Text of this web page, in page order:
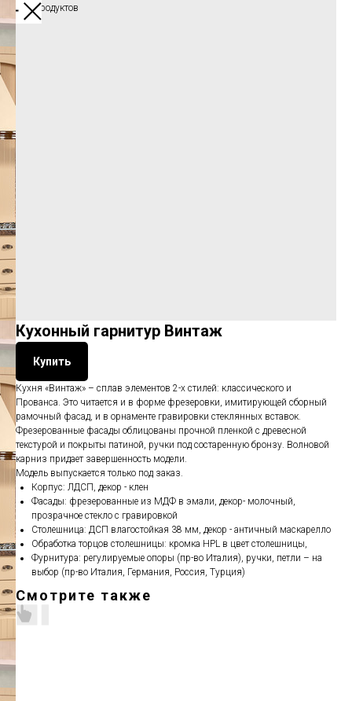
Больше продуктов
Кухонный гарнитур Винтаж
Купить
Кухня «Винтаж» – сплав элементов 2-х стилей: классического и
Прованса. Это читается и в форме фрезеровки, имитирующей сборный
рамочный фасад, и в орнаменте гравировки стеклянных вставок.
Фрезерованные фасады облицованы прочной пленкой с древесной
текстурой и покрыты патиной, ручки под состаренную бронзу. Волновой
карниз придает завершенность модели.
Модель выпускается только под заказ.
Корпус: ЛДСП, декор - клен
Фасады: фрезерованные из МДФ в эмали, декор- молочный,
прозрачное стекло с гравировкой
Столешница: ДСП влагостойкая 38 мм, декор - античный маскарелло
Обработка торцов столешницы: кромка HPL в цвет столешницы,
Фурнитура: регулируемые опоры (пр-во Италия), ручки, петли – на
выбор (пр-во Италия, Германия, Россия, Турция)
Смотрите также